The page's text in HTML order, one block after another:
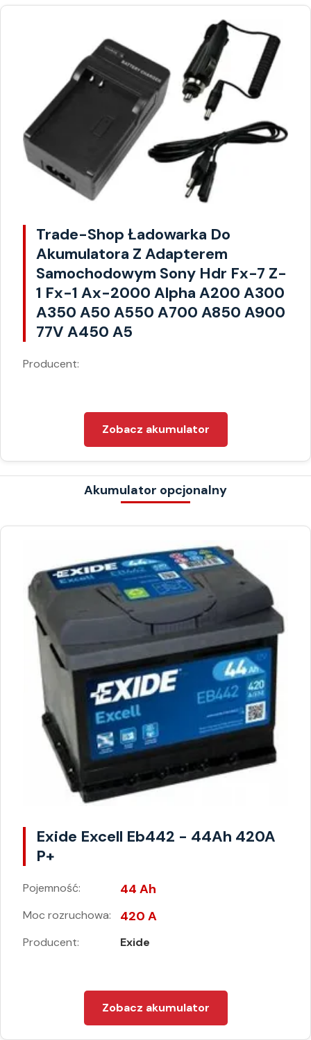
Trade-Shop Ładowarka Do
Akumulatora Z Adapterem
Samochodowym Sony Hdr Fx-7 Z-
1 Fx-1 Ax-2000 Alpha A200 A300
A350 A50 A550 A700 A850 A900
77V A450 A5
Producent:
Zobacz akumulator
Akumulator opcjonalny
Exide Excell Eb442 - 44Ah 420A
P+
Pojemność: 44 Ah
Moc rozruchowa: 420 A
Producent: Exide
Zobacz akumulator